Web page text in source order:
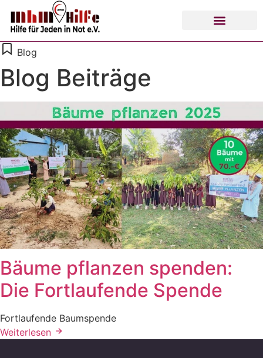
Blog
Blog Beiträge
Bäume pflanzen spenden:
Die Fortlaufende Spende
Fortlaufende Baumspende
Weiterlesen